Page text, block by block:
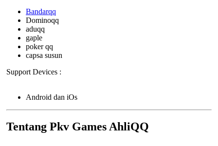
Bandarqq
Dominoqq
aduqq
gaple
poker qq
capsa susun
Support Devices :
Android dan iOs
Tentang Pkv Games AhliQQ